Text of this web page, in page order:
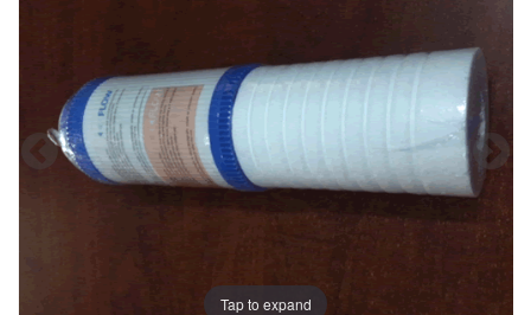
Tap to expand